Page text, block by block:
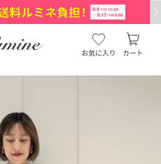
お気に入り カート